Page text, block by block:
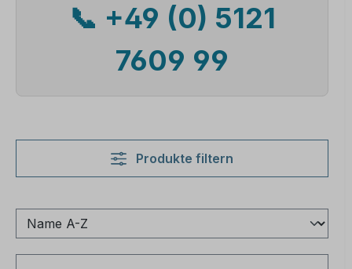
📞 +49 (0) 5121
7609 99
Produkte filtern